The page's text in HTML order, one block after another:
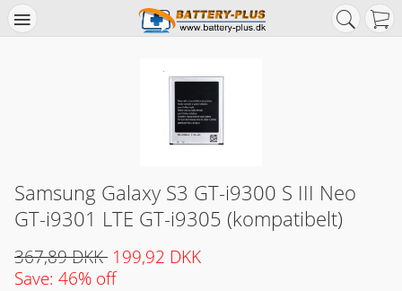
Samsung Galaxy S3 GT-i9300 S III Neo
GT-i9301 LTE GT-i9305 (kompatibelt)
367,89 DKK 199,92 DKK
Save: 46% off